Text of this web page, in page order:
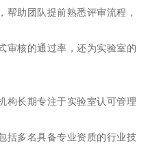
帮助团队提前熟悉评审流程，
审核的通过率，还为实验室的
构长期专注于实验室认可管理
括多名具备专业资质的行业技